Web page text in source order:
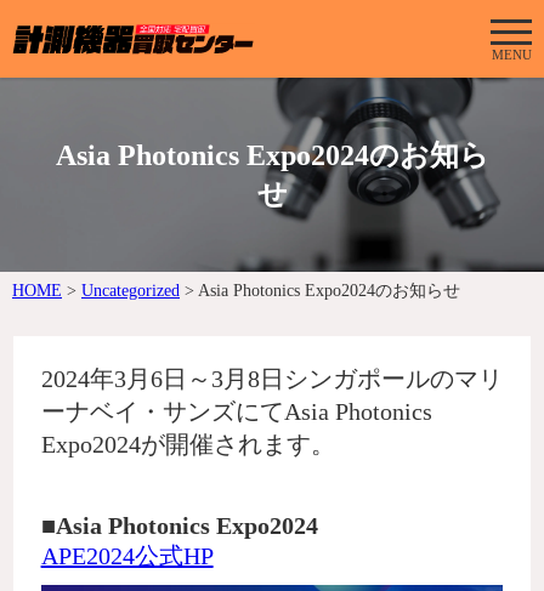
MENU
Asia Photonics Expo2024のお知ら
せ
HOME > Uncategorized > Asia Photonics Expo2024のお知らせ
2024年3月6日～3月8日シンガポールのマリ
ーナベイ・サンズにてAsia Photonics
Expo2024が開催されます。
■Asia Photonics Expo2024
APE2024公式HP